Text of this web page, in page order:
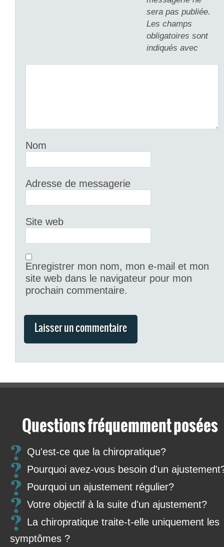
sera pas publiée.
Les champs
obligatoires sont
indiqués avec
Nom
Adresse de messagerie
Site web
Enregistrer mon nom, mon e-mail et mon
site web dans le navigateur pour mon
prochain commentaire.
Questions fréquemment posées
Qu'est-ce que la chiropratique?
Pourquoi avez-vous besoin d'un
Pourquoi un ajustement régulier?
Votre objectif à la suite d'un ajustement?
La chiropratique traite-t-elle uniquement les
symptômes ?